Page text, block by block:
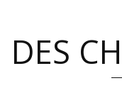
DES